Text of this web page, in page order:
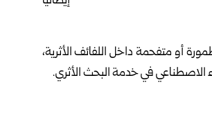
أو متفحمة داخل اللفائف الأثرية،
الاصطناعي في خدمة البحث الأثري.